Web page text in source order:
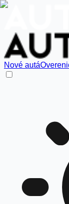
Nové autá